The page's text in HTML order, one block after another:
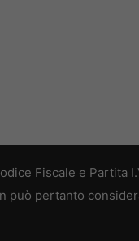
Fiscale e Partita
può pertanto